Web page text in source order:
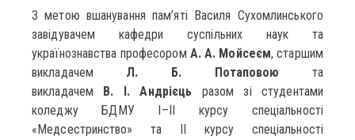
З метою вшанування пам’яті Василя Сухомлинського
завідувачем кафедри суспільних наук та
українознавства професором А. А. Мойсеєм, старшим
викладачем Л. Б. Потаповою та
викладачем В. І. Андрієць разом зі студентами
коледжу БДМУ І–ІІ курсу спеціальності
«Медсестринство» та ІІ курсу спеціальності